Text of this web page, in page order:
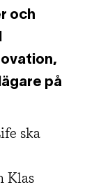
och
på
ska
Klas